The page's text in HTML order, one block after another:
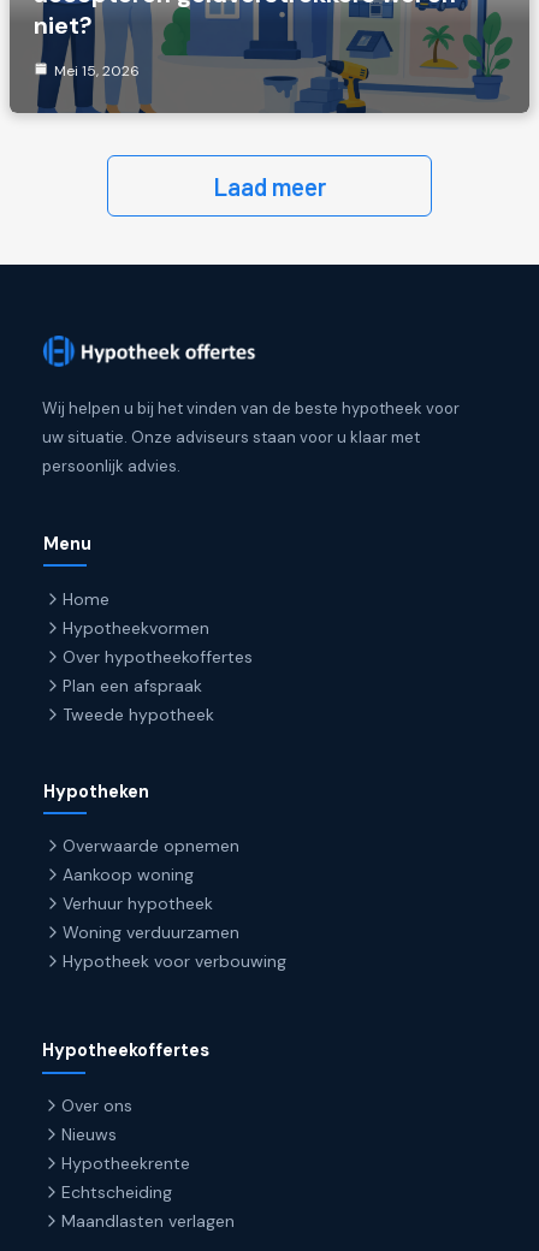
niet?
Mei 15, 2026
Laad meer
Wij helpen u bij het vinden van de beste hypotheek voor
uw situatie. Onze adviseurs staan voor u klaar met
persoonlijk advies.
Menu
Home
Hypotheekvormen
Over hypotheekoffertes
Plan een afspraak
Tweede hypotheek
Hypotheken
Overwaarde opnemen
Aankoop woning
Verhuur hypotheek
Woning verduurzamen
Hypotheek voor verbouwing
Hypotheekoffertes
Over ons
Nieuws
Hypotheekrente
Echtscheiding
Maandlasten verlagen